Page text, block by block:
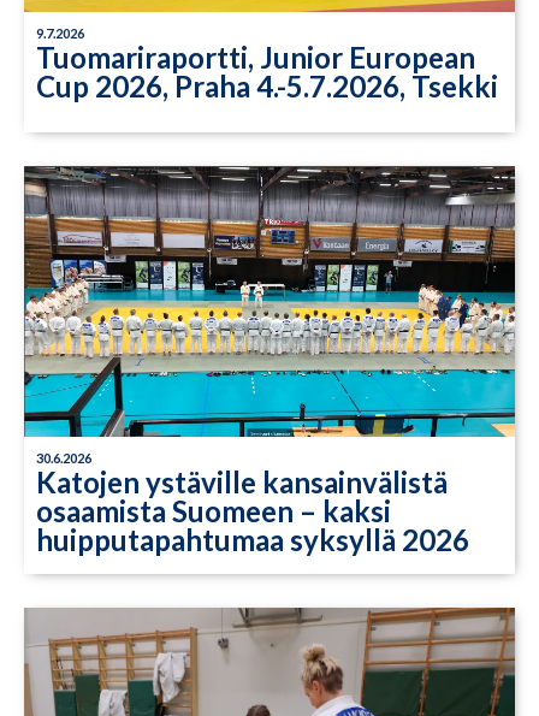
9.7.2026
Tuomariraportti, Junior European
Cup 2026, Praha 4.-5.7.2026, Tsekki
30.6.2026
Katojen ystäville kansainvälistä
osaamista Suomeen – kaksi
huipputapahtumaa syksyllä 2026